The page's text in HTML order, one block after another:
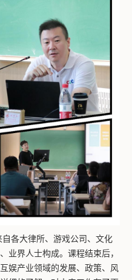
各大律所、游戏公司、文化
业界人士构成。课程结束后，
娱产业领域的发展、政策、风